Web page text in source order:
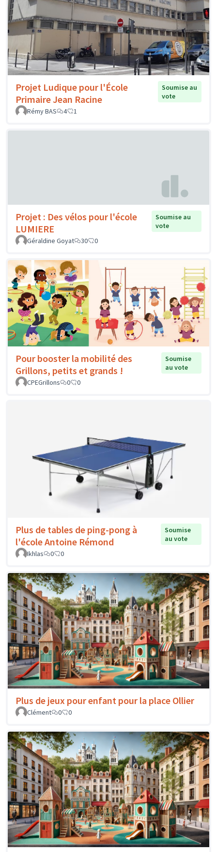
Projet Ludique pour l'École
Primaire Jean Racine
Soumise au
vote
Rémy BAS
4 1
Projet : Des vélos pour l'école
LUMIERE
Soumise au
vote
Géraldine Goyat
30 0
Pour booster la mobilité des
Grillons, petits et grands !
Soumise
au vote
CPEGrillons
0 0
Plus de tables de ping-pong à
l'école Antoine Rémond
Soumise
au vote
Ikhlas
0 0
Plus de jeux pour enfant pour la place Ollier
Clément 0 0